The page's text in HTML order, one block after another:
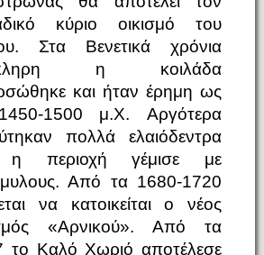
κύριο οικισμό του
Στα Βενετικά χρόνια
η κοιλάδα
και ήταν έρημη ως
1500 μ.X. Αργότερα
πολλά ελαιόδεντρα
η περιοχή γέμισε με
Από τα 1680-1720
να κατοικείται ο νέος
«Αρνικού». Από τα
το Καλό Χωριό αποτέλεσε